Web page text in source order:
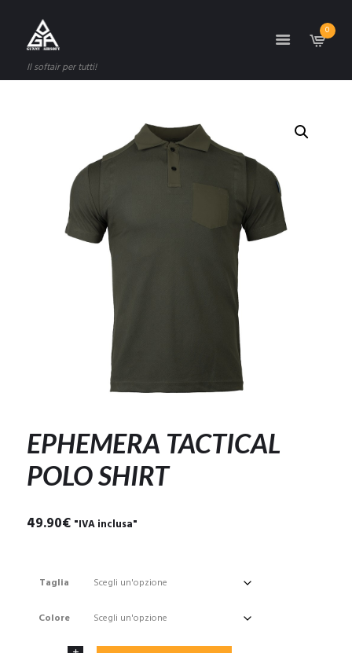
Il softair per tutti!
0
EPHEMERA TACTICAL
POLO SHIRT
49.90€ "IVA inclusa"
Taglia
Colore